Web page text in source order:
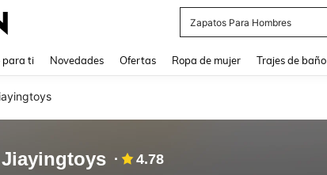
Zapatos Blancos
para ti Novedades Ofertas Ropa de mujer Trajes de baño
Jiayingtoys 4.78